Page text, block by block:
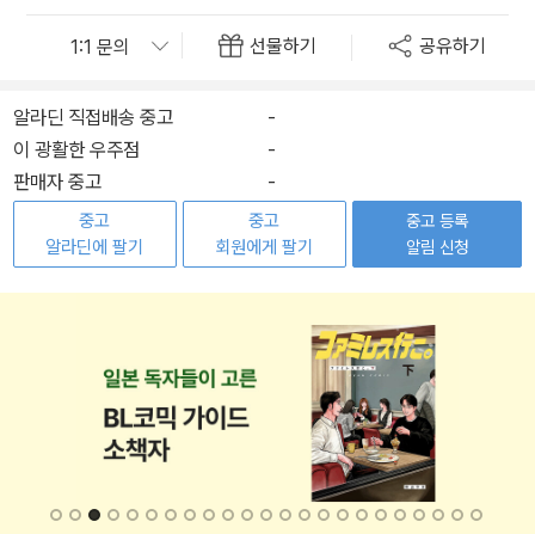
선물하기 공유하기
알라딘 직접배송 중고
-
이 광활한 우주점
-
판매자 중고
-
중고
알라딘에 팔기
중고
회원에게 팔기
중고 등록
알림 신청